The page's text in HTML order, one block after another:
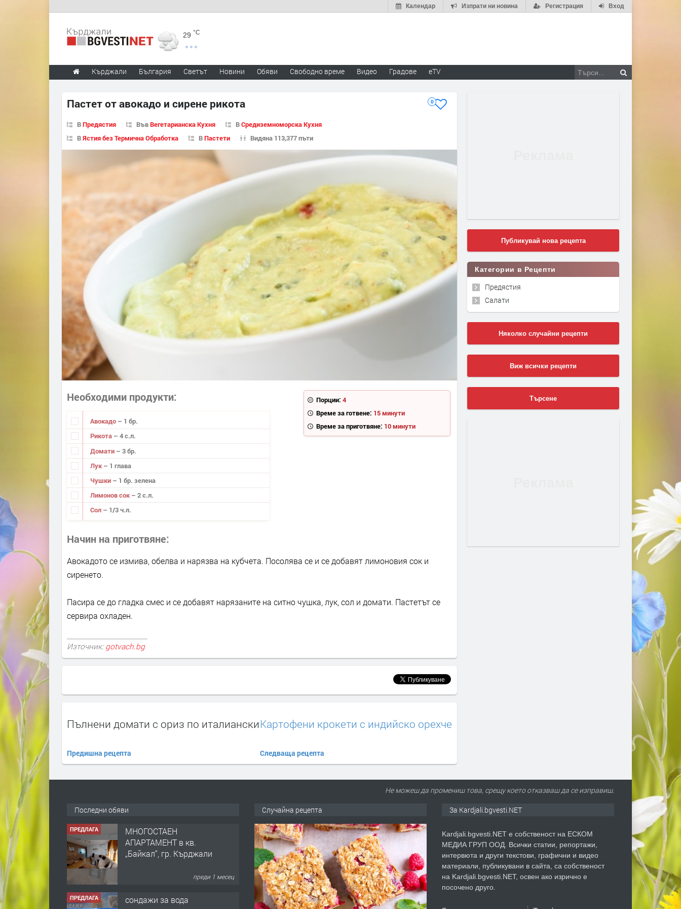
Вход
Регистрация
Изпрати ни новина
Календар
29 °C
Кърджали България Светът Новини Обяви Свободно време Видео Градове eTV
Пастет от авокадо и сирене рикота 0
ВПредястия ВъвВегетарианска Кухня ВСредиземноморска Кухня
ВЯстия без Термична Обработка ВПастети Видяна 113,377 пъти
Порции: 4
Време за готвене: 15 минути
Време за приготвяне: 10 минути
Необходими продукти
Авокадо – 1 бр.
Рикота – 4 с.л.
Домати – 3 бр.
Лук – 1 глава
Чушки – 1 бр. зелена
Лимонов сок – 2 с.л.
Сол – 1/3 ч.л.
Начин на приготвяне
Авокадото се измива, обелва и нарязва на кубчета. Посолява се и се добавят лимоновия сок и
сиренето.
Пасира се до гладка смес и се добавят нарязаните на ситно чушка, лук, сол и домати. Пастетът се
сервира охладен.
Източник: gotvach.bg
Пълнени домати с ориз по италиански
Предишна рецепта
Картофени крокети с индийско орехче
Следваща рецепта
Публикувай нова рецепта
Категории в Рецепти
Предястия
Салати
Няколко случайни рецепти
Виж всички рецепти
Търсене
Не можеш да промениш това, срещу което отказваш да се изправиш.
Последни обяви
ПРЕДЛАГА
МНОГОСТАЕН
АПАРТАМЕНТ в кв.
„Байкал“, гр. Кърджали
преди 1 месец
ПРЕДЛАГА
сондажи за вода
Случайна рецепта За Kardjali.bgvesti.NET
Kardjali.bgvesti.NET е собственост на ЕСКОМ
МЕДИА ГРУП ООД. Всички статии, репортажи,
интервюта и други текстови, графични и видео
материали, публикувани в сайта, са собственост
на Kardjali.bgvesti.NET, освен ако изрично е
посочено друго.